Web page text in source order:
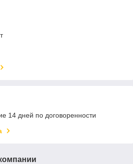
14 дней по договоренности